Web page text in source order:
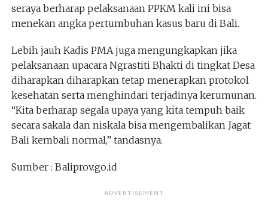
seraya berharap pelaksanaan PPKM kali ini bisa
menekan angka pertumbuhan kasus baru di Bali.
Lebih jauh Kadis PMA juga mengungkapkan jika
pelaksanaan upacara Ngrastiti Bhakti di tingkat Desa
diharapkan diharapkan tetap menerapkan protokol
kesehatan serta menghindari terjadinya kerumunan.
“Kita berharap segala upaya yang kita tempuh baik
secara sakala dan niskala bisa mengembalikan Jagat
Bali kembali normal,” tandasnya.
Sumber : Baliprov.go.id
ADVERTISEMENT